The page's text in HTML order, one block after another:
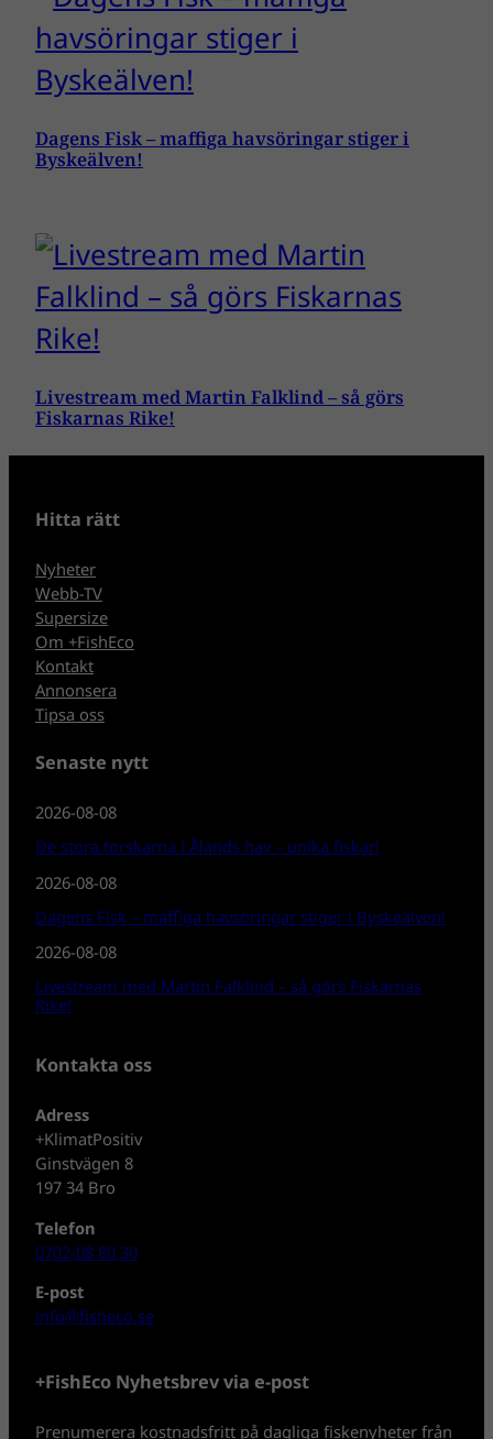
Dagens Fisk – maffiga havsöringar stiger i
Byskeälven!
Livestream med Martin Falklind – så görs
Fiskarnas Rike!
Hitta rätt
Nyheter
Webb-TV
Supersize
Om +FishEco
Kontakt
Annonsera
Tipsa oss
Senaste nytt
2026-08-08
De stora torskarna i Ålands hav – unika fiskar!
2026-08-08
Dagens Fisk – maffiga havsöringar stiger i Byskeälven!
2026-08-08
Livestream med Martin Falklind – så görs Fiskarnas
Rike!
Kontakta oss
Adress
+KlimatPositiv
Ginstvägen 8
197 34 Bro
Telefon
0702-08 80 30
E-post
info@fisheco.se
+FishEco Nyhetsbrev via e-post
Prenumerera kostnadsfritt på dagliga fiskenyheter från